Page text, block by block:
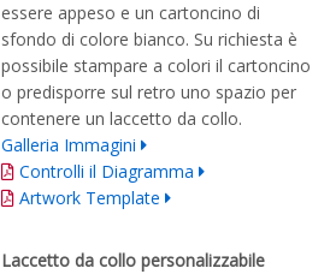
essere appeso e un cartoncino di
sfondo di colore bianco. Su richiesta è
possibile stampare a colori il cartoncino
o predisporre sul retro uno spazio per
contenere un laccetto da collo.
Galleria Immagini
Controlli il Diagramma
Artwork Template
Laccetto da collo personalizzabile